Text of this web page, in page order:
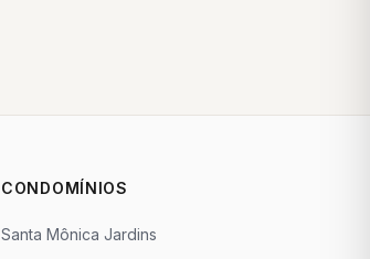
CONDOMÍNIOS
Santa Mônica Jardins